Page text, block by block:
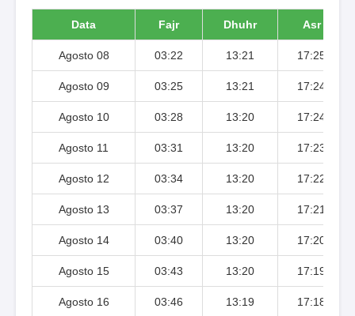
Data Fajr Dhuhr Asr
Agosto 08 03:22 13:21 17:25
Agosto 09 03:25 13:21 17:24
Agosto 10 03:28 13:20 17:24
Agosto 11 03:31 13:20 17:23
Agosto 12 03:34 13:20 17:22
Agosto 13 03:37 13:20 17:21
Agosto 14 03:40 13:20 17:20
Agosto 15 03:43 13:20 17:19
Agosto 16 03:46 13:19 17:18